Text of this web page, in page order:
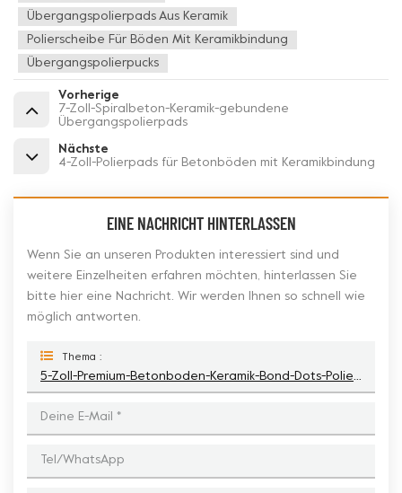
Übergangspolierpads Aus Keramik
Polierscheibe Für Böden Mit Keramikbindung
Übergangspolierpucks
Vorherige
7-Zoll-Spiralbeton-Keramik-gebundene
Übergangspolierpads
Nächste
4-Zoll-Polierpads für Betonböden mit Keramikbindung
EINE NACHRICHT HINTERLASSEN
Wenn Sie an unseren Produkten interessiert sind und
weitere Einzelheiten erfahren möchten, hinterlassen Sie
bitte hier eine Nachricht. Wir werden Ihnen so schnell wie
möglich antworten.
Thema :